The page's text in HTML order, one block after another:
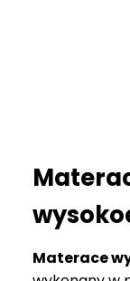
Materace